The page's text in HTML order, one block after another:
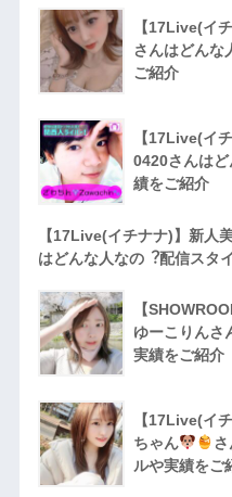
【17Live(イ
さんはどんな
ご紹介
【17Live(イ
0420さんは
績をご紹介
【17Live(イチナナ)】新人
はどんな人なの︖配信スタ
【
ゆーこりんさ
実績をご紹介
【17Live(イ
ちゃん
ルや実績をご